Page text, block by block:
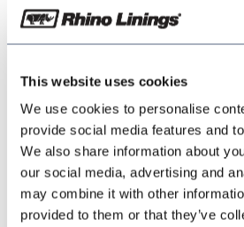
This website uses cookies
We use cookies to personalise
provide social media features and
We also share information about
our social media, advertising and
may combine it with other
provided to them or that they’ve
resistir calor,
constante.
Restaurantes y
Superficies
desde la cocina
atención al cliente.